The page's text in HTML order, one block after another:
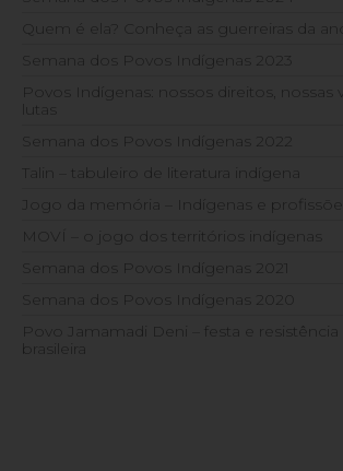
Quem é ela? Conheça as guerreiras da
Semana dos Povos Indígenas 2023
Povos Indígenas: nossos direitos, nossas
lutas
Semana dos Povos Indígenas 2022
Talin – tabuleiro de literatura indígena
Jogo da memória – Indígenas e profissões
MOVÍ – o jogo dos territórios indígenas
Semana dos Povos Indígenas 2021
Semana dos Povos Indígenas 2020
Povo Jamamadi Deni – festa e
brasileira